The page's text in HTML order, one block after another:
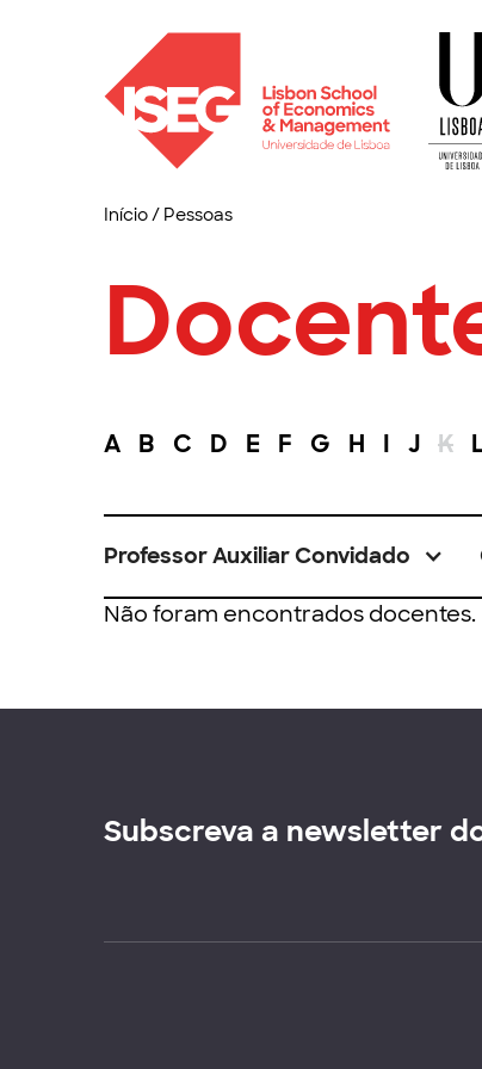
Início/ Pessoas
A B C D E F G H I J K
Professor Auxiliar Convidado
Não foram encontrados docentes.
Subscreva a newsletter